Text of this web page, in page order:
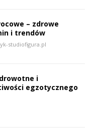
– zdrowe
i trendów
studiofigura.pl
i
egzotycznego